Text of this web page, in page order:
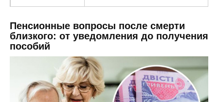
Пенсионные вопросы после смерти
близкого: от уведомления до получения
пособий